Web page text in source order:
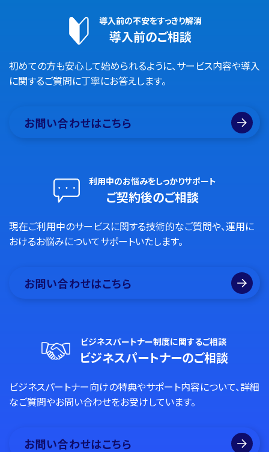
導入前の不安をすっきり解消
導入前のご相談
初めての方も安心して始められるように、サービス内容や導入
に関するご質問に丁寧にお答えします。
お問い合わせはこちら
利用中のお悩みをしっかりサポート
ご契約後のご相談
現在ご利用中のサービスに関する技術的なご質問や、運用に
おけるお悩みについてサポートいたします。
お問い合わせはこちら
ビジネスパートナー制度に関するご相談
ビジネスパートナーのご相談
ビジネスパートナー向けの特典やサポート内容について、詳細
なご質問やお問い合わせをお受けしています。
お問い合わせはこちら